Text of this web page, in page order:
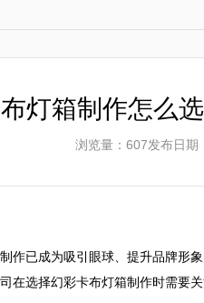
灯箱制作怎么
浏览量：607发布日期
作已成为吸引眼球、提升品牌形
在选择幻彩卡布灯箱制作时需要